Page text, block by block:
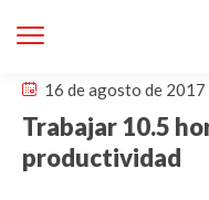
16 de agosto de 2017
Trabajar 10.5
productividad